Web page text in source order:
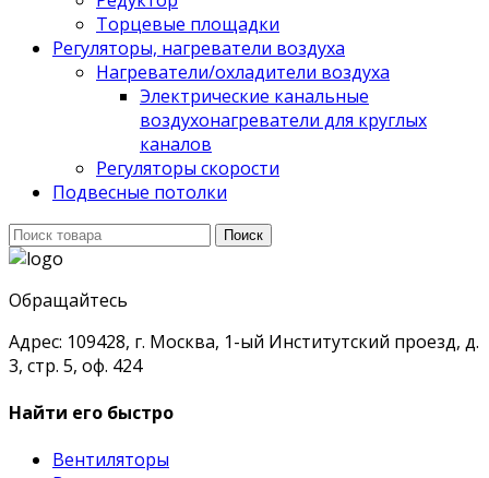
Торцевые площадки
Регуляторы, нагреватели воздуха
Нагреватели/охладители воздуха
Электрические канальные
воздухонагреватели для круглых
каналов
Регуляторы скорости
Подвесные потолки
Поиск
для:
Поиск
Обращайтесь
Адрес: 109428, г. Москва, 1-ый Институтский проезд, д.
3, стр. 5, оф. 424
Найти его быстро
Вентиляторы